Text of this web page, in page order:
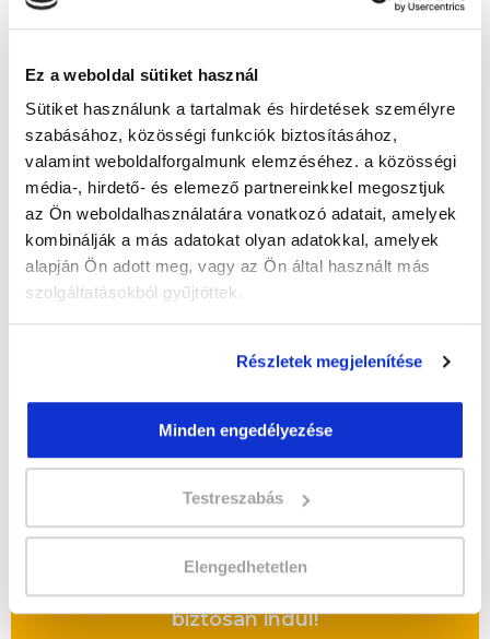
Ez a weboldal sütiket használ
Sütiket használunk a tartalmak és hirdetések személyre
szabásához, közösségi funkciók biztosításához,
valamint weboldalforgalmunk elemzéséhez. a közösségi
média-, hirdető- és elemező partnereinkkel megosztjuk
az Ön weboldalhasználatára vonatkozó adatait, amelyek
kombinálják a más adatokat olyan adatokkal, amelyek
alapján Ön adott meg, vagy az Ön által használt más
szolgáltatásokból gyűjtöttek.
Részletek megjelenítése
Minden engedélyezése
Testreszabás
Elengedhetetlen
+36302262580
" J " csoport
48 nap az indulásig!
2026-09-23
egyösszegű befizetés esetén + minden
hallgatónk részére ajándék Pénztárgép helyes
kezelése tanfolyam 49.990 Ft értékben!
60 000 Ft
A csoport a meghirdetett időpontban
biztosan indul!